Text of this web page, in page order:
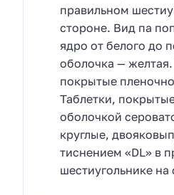
правильном
стороне. Вид па
ядро от белого до
оболочка — желтая.
покрытые
Таблетки,
оболочкой
круглые,
тиснением «DL» в
шестиугольнике